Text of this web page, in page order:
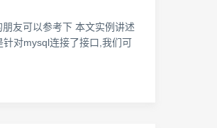
友可以参考下 本文实例讲述
对mysql连接了接口,我们可